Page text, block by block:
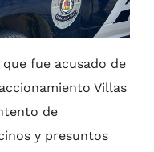
fue acusado de
Villas
de
y presuntos